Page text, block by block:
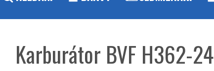
Karburátor BVF H362-24